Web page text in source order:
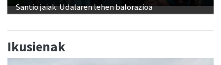
Santio jaiak: Udalaren lehen balorazioa
Ikusienak